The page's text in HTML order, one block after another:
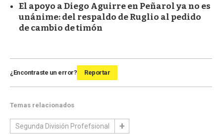
El apoyo a Diego Aguirre en Peñarol ya no es
unánime: del respaldo de Ruglio al pedido
de cambio de timón
¿Encontraste un error? Reportar
Temas relacionados
Segunda División Profefsional